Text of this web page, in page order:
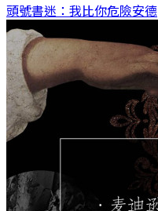
頭號書迷：我比你危險安德